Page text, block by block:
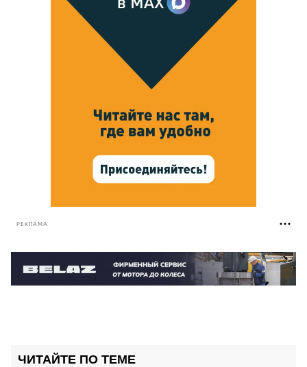
РЕКЛАМА
ЧИТАЙТЕ ПО ТЕМЕ